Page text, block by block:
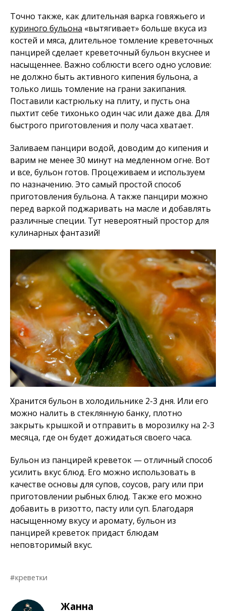
Точно также, как длительная варка говяжьего и
куриного бульона «вытягивает» больше вкуса из
костей и мяса, длительное томление креветочных
панцирей сделает креветочный бульон вкуснее и
насыщеннее. Важно соблюсти всего одно условие:
не должно быть активного кипения бульона, а
только лишь томление на грани закипания.
Поставили кастрюльку на плиту, и пусть она
пыхтит себе тихонько один час или даже два. Для
быстрого приготовления и полу часа хватает.
Заливаем панцири водой, доводим до кипения и
варим не менее 30 минут на медленном огне. Вот
и все, бульон готов. Процеживаем и используем
по назначению. Это самый простой способ
приготовления бульона. А также панцири можно
перед варкой поджаривать на масле и добавлять
различные специи. Тут невероятный простор для
кулинарных фантазий!
Хранится бульон в холодильнике 2-3 дня. Или его
можно налить в стеклянную банку, плотно
закрыть крышкой и отправить в морозилку на 2-3
месяца, где он будет дожидаться своего часа.
Бульон из панцирей креветок — отличный способ
усилить вкус блюд. Его можно использовать в
качестве основы для супов, соусов, рагу или при
приготовлении рыбных блюд. Также его можно
добавить в ризотто, пасту или суп. Благодаря
насыщенному вкусу и аромату, бульон из
панцирей креветок придаст блюдам
неповторимый вкус.
креветки
Жанна